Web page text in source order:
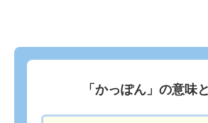
「かっぽん」の意味